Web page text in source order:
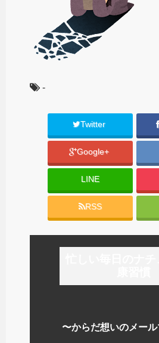
-
Twitter
Google+
LINE
RSS
〜からだ想いのメー